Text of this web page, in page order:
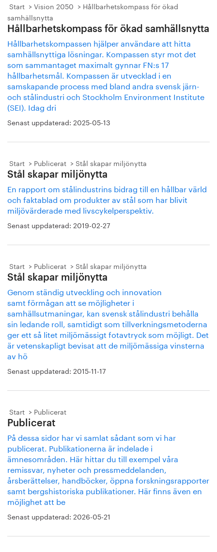
Start Vision 2050
Hållbarhetskompass för ökad
samhällsnytta
Hållbarhetskompass för ökad samhällsnytta
Hållbarhetskompassen hjälper användare att hitta
samhällsnyttiga lösningar. Kompassen styr mot det
som sammantaget maximalt gynnar FN:s 17
hållbarhetsmål. Kompassen är utvecklad i en
samskapande process med bland andra svensk järn-
och stålindustri och Stockholm Environment Institute
(SEI). Idag dri
Senast uppdaterad: 2025-05-13
Start Publicerat Stål skapar miljönytta
Stål skapar miljönytta
En rapport om stålindustrins bidrag till en hållbar värld
och faktablad om produkter av stål som har blivit
miljövärderade med livscykelperspektiv.
Senast uppdaterad: 2019-02-27
Start Publicerat Stål skapar miljönytta
Stål skapar miljönytta
Genom ständig utveckling och innovation
samt förmågan att se möjligheter i
samhällsutmaningar, kan svensk stålindustri behålla
sin ledande roll, samtidigt som tillverkningsmetoderna
ger ett så litet miljömässigt fotavtryck som möjligt. Det
är vetenskapligt bevisat att de miljömässiga vinsterna
av hö
Senast uppdaterad: 2015-11-17
Start Publicerat
Publicerat
På dessa sidor har vi samlat sådant som vi har
publicerat. Publikationerna är indelade i
ämnesområden. Här hittar du till exempel våra
remissvar, nyheter och pressmeddelanden,
årsberättelser, handböcker, öppna forskningsrapporter
samt bergshistoriska publikationer. Här finns även en
möjlighet att be
Senast uppdaterad: 2026-05-21